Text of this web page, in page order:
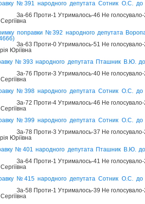
№391 народного депутата Сотник О.С.
За-66 Проти-1 Утрималось-46 Не
поправки №392 народного депутата
За-63 Проти-0 Утрималось-51 Не голосувало-
Юріївна
№393 народного депутата Пташник В.Ю.
За-76 Проти-3 Утрималось-40 Не голосувало-
№398 народного депутата Сотник О.С.
За-72 Проти-4 Утрималось-46 Не голосувало-
№399 народного депутата Сотник О.С.
За-78 Проти-3 Утрималось-37 Не голосувало-
Юріївна
№401 народного депутата Пташник В.Ю.
За-64 Проти-1 Утрималось-41 Не голосувало-
№415 народного депутата Сотник О.С.
За-58 Проти-1 Утрималось-39 Не